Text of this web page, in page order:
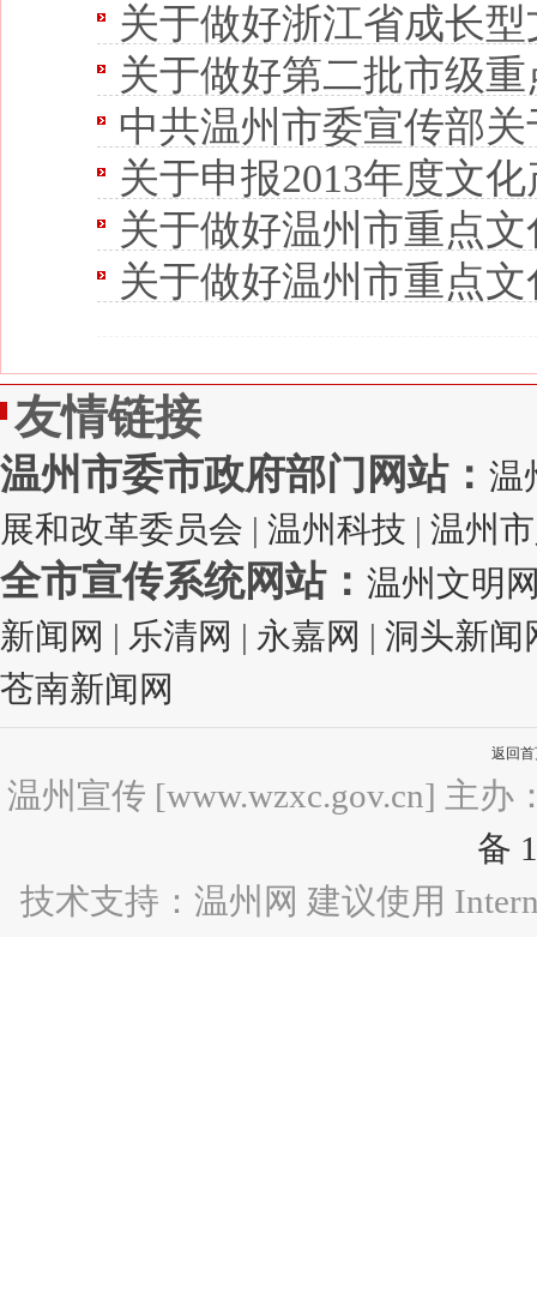
关于做好浙江省成长
关于做好第二批市级重
中共温州市委宣传部关于申报
关于申报2013年度文
关于做好温州市重点
关于做好温州市重点文
友情链接
温州市委市政府部门网站： 温
展和改革委员会 | 温州科技 | 温州
全市宣传系统网站： 温州文明
新闻网 | 乐清网 | 永嘉网 | 洞头新闻
苍南新闻网
返回
温州宣传 [www.wzxc.gov.cn] 主
备
技术支持：温州网 建议使用